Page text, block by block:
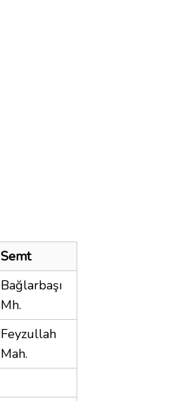
Semt
Bağlarbaşı
Mh.
Feyzullah
Mah.